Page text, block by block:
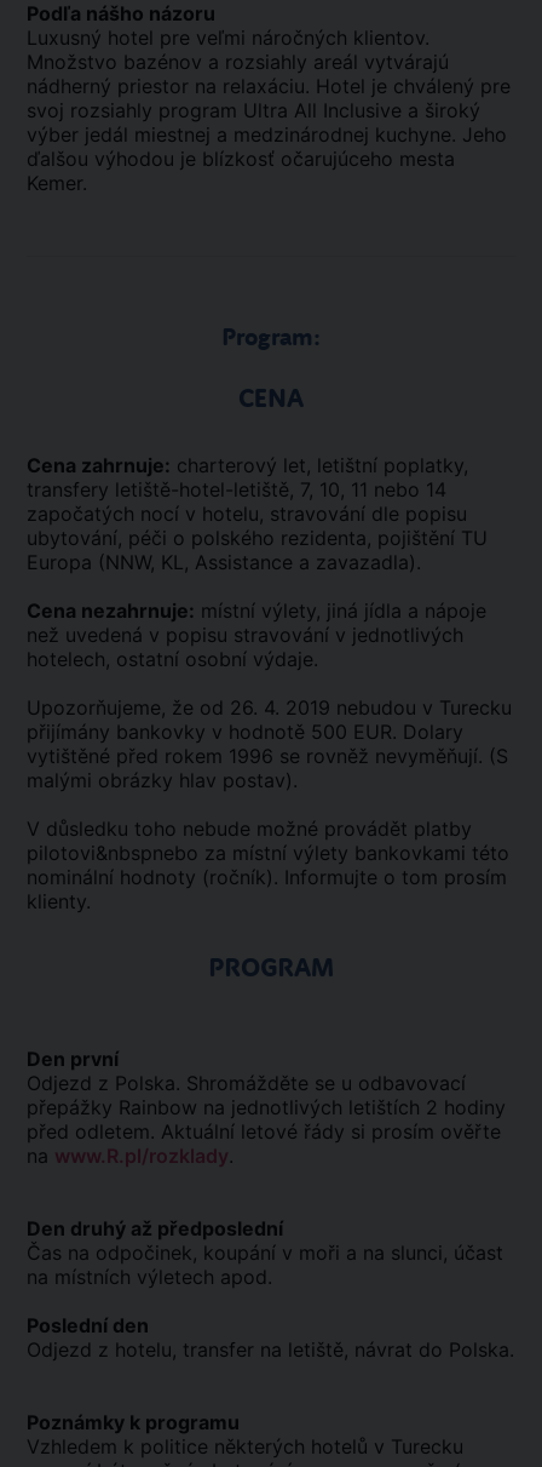
Podľa nášho názoru
Luxusný hotel pre veľmi náročných klientov.
Množstvo bazénov a rozsiahly areál vytvárajú
nádherný priestor na relaxáciu. Hotel je chválený pre
svoj rozsiahly program Ultra All Inclusive a široký
výber jedál miestnej a medzinárodnej kuchyne. Jeho
ďalšou výhodou je blízkosť očarujúceho mesta
Kemer.
Program:
CENA
Cena zahrnuje: charterový let, letištní poplatky,
transfery letiště-hotel-letiště, 7, 10, 11 nebo 14
započatých nocí v hotelu, stravování dle popisu
ubytování, péči o polského rezidenta, pojištění TU
Europa (NNW, KL, Assistance a zavazadla).
Cena nezahrnuje: místní výlety, jiná jídla a nápoje
než uvedená v popisu stravování v jednotlivých
hotelech, ostatní osobní výdaje.
Upozorňujeme, že od 26. 4. 2019 nebudou v Turecku
přijímány bankovky v hodnotě 500 EUR. Dolary
vytištěné před rokem 1996 se rovněž nevyměňují. (S
malými obrázky hlav postav).
V důsledku toho nebude možné provádět platby
pilotovi&nbspnebo za místní výlety bankovkami této
nominální hodnoty (ročník). Informujte o tom prosím
klienty.
PROGRAM
Den první
Odjezd z Polska. Shromážděte se u odbavovací
přepážky Rainbow na jednotlivých letištích 2 hodiny
před odletem. Aktuální letové řády si prosím ověřte
na www.R.pl/rozklady.
Den druhý až předposlední
Čas na odpočinek, koupání v moři a na slunci, účast
na místních výletech apod.
Poslední den
Odjezd z hotelu, transfer na letiště, návrat do Polska.
Poznámky k programu
Vzhledem k politice některých hotelů v Turecku